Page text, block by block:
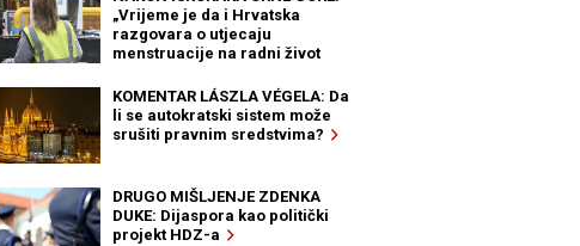
„Vrijeme je da i Hrvatska
razgovara o utjecaju
menstruacije na radni život
KOMENTAR LÁSZLA VÉGELA: Da
li se autokratski sistem može
srušiti pravnim sredstvima?
DRUGO MIŠLJENJE ZDENKA
DUKE: Dijaspora kao politički
projekt HDZ-a